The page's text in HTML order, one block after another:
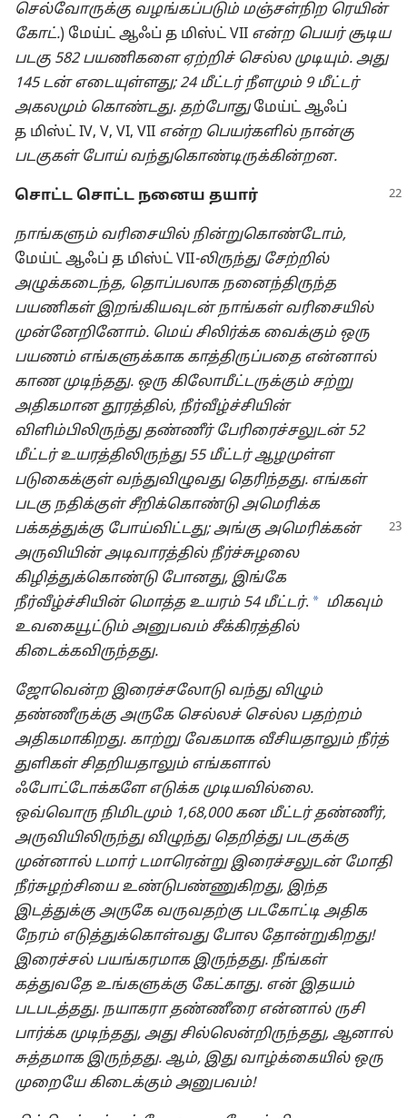
செல்வோருக்கு வழங்கப்படும் மஞ்சள்நிற ரெயின்
கோட்.) மேய்ட் ஆஃப் த மிஸ்ட் VII என்ற பெயர் சூடிய
படகு 582 பயணிகளை ஏற்றிச் செல்ல முடியும். அது
145 டன் எடையுள்ளது; 24 மீட்டர் நீளமும் 9 மீட்டர்
அகலமும் கொண்டது. தற்போதுமேய்ட் ஆஃப்
த மிஸ்ட் IV, V, VI, VII என்ற பெயர்களில் நான்கு
படகுகள் போய் வந்துகொண்டிருக்கின்றன.
சொட்ட சொட்ட நனைய தயார்
நாங்களும் வரிசையில் நின்றுகொண்டோம்,
மேய்ட் ஆஃப் த மிஸ்ட் VII-லிருந்து சேற்றில்
அழுக்கடைந்த, தொப்பலாக நனைந்திருந்த
பயணிகள் இறங்கியவுடன் நாங்கள் வரிசையில்
முன்னேறினோம். மெய் சிலிர்க்க வைக்கும் ஒரு
பயணம் எங்களுக்காக காத்திருப்பதை என்னால்
காண முடிந்தது. ஒரு கிலோமீட்டருக்கும் சற்று
அதிகமான தூரத்தில், நீர்வீழ்ச்சியின்
விளிம்பிலிருந்து தண்ணீர் பேரிரைச்சலுடன் 52
மீட்டர் உயரத்திலிருந்து 55 மீட்டர் ஆழமுள்ள
படுகைக்குள் வந்துவிழுவது தெரிந்தது. எங்கள்
படகு நதிக்குள் சீறிக்கொண்டு அமெரிக்க
பக்கத்துக்கு போய்விட்டது; அங்கு அமெரிக்கன்
அருவியின் அடிவாரத்தில் நீர்ச்சுழலை
கிழித்துக்கொண்டு போனது, இங்கே
நீர்வீழ்ச்சியின் மொத்த உயரம் 54 மீட்டர். a மிகவும்
உவகையூட்டும் அனுபவம் சீக்கிரத்தில்
கிடைக்கவிருந்தது.
ஜோவென்ற இரைச்சலோடு வந்து விழும்
தண்ணீருக்கு அருகே செல்லச் செல்ல பதற்றம்
அதிகமாகிறது. காற்று வேகமாக வீசியதாலும் நீர்த்
துளிகள் சிதறியதாலும் எங்களால்
ஃபோட்டோக்களே எடுக்க முடியவில்லை.
ஒவ்வொரு நிமிடமும் 1,68,000 கன மீட்டர் தண்ணீர்,
அருவியிலிருந்து விழுந்து தெறித்து படகுக்கு
முன்னால் டமார் டமாரென்று இரைச்சலுடன் மோதி
நீர்சுழற்சியை உண்டுபண்ணுகிறது, இந்த
இடத்துக்கு அருகே வருவதற்கு படகோட்டி அதிக
நேரம் எடுத்துக்கொள்வது போல தோன்றுகிறது!
இரைச்சல் பயங்கரமாக இருந்தது. நீங்கள்
கத்துவதே உங்களுக்கு கேட்காது. என் இதயம்
படபடத்தது. நயாகரா தண்ணீரை என்னால் ருசி
பார்க்க முடிந்தது, அது சில்லென்றிருந்தது, ஆனால்
சுத்தமாக இருந்தது. ஆம், இது வாழ்க்கையில் ஒரு
முறையே கிடைக்கும் அனுபவம்!